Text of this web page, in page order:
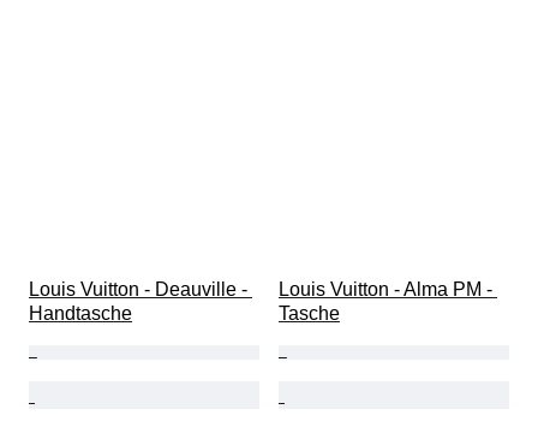
Louis Vuitton - Deauville -
Handtasche
Louis Vuitton - Alma PM -
Tasche